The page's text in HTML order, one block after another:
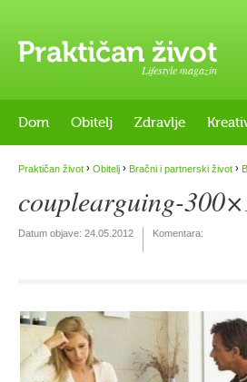
Lifestyle magazin
Dom Obitelj Zdravlje
Praktičan život › Obitelj › Bračni i partnerski život ›
couplearguing-
Datum objave: 24.05.2012 Komentara: